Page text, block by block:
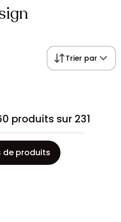
Trier par
produits sur 231
de produits